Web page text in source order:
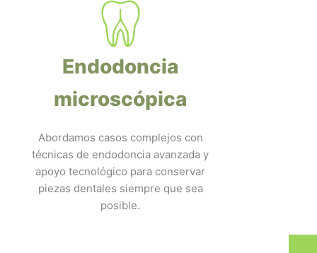
Endodoncia
microscópica
Abordamos casos complejos con
técnicas de endodoncia avanzada y
apoyo tecnológico para conservar
piezas dentales siempre que sea
posible.